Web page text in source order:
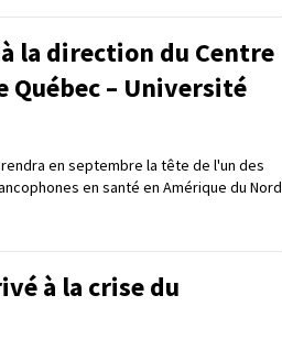
la direction du Centre
Québec – Université
en septembre la tête de l'un des
en santé en Amérique du Nord
à la crise du